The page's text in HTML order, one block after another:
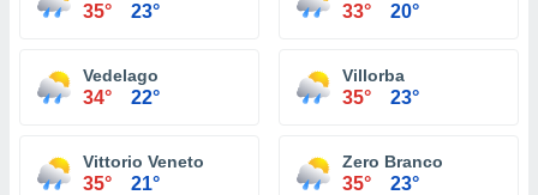
35° 23° 33° 20°
Vedelago
34° 22°
Villorba
35° 23°
Vittorio Veneto
35° 21°
Zero Branco
35° 23°